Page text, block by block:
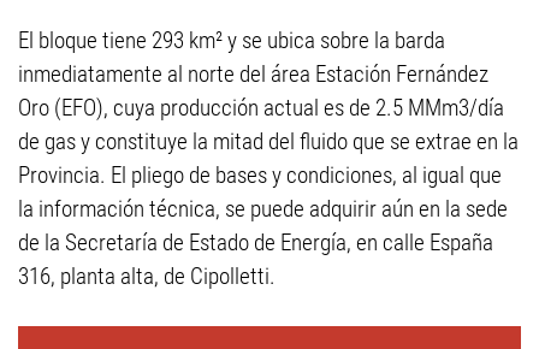
El bloque tiene 293 km² y se ubica sobre la barda
inmediatamente al norte del área Estación Fernández
Oro (EFO), cuya producción actual es de 2.5 MMm3/día
de gas y constituye la mitad del fluido que se extrae en la
Provincia. El pliego de bases y condiciones, al igual que
la información técnica, se puede adquirir aún en la sede
de la Secretaría de Estado de Energía, en calle España
316, planta alta, de Cipolletti.